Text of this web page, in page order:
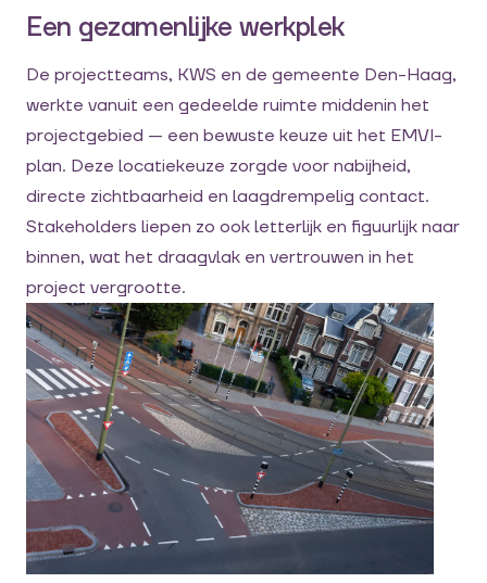
Een gezamenlijke werkplek
De projectteams, KWS en de gemeente Den-Haag,
werkte vanuit een gedeelde ruimte middenin het
projectgebied — een bewuste keuze uit het EMVI-
plan. Deze locatiekeuze zorgde voor nabijheid,
directe zichtbaarheid en laagdrempelig contact.
Stakeholders liepen zo ook letterlijk en figuurlijk naar
binnen, wat het draagvlak en vertrouwen in het
project vergrootte.